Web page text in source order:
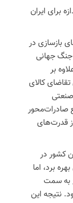
برای ایران
بازسازی در
جهانی
بر
کالای
صادرات‌محور
قدرت‌های
کشور در
برد، اما
به سمت
نتیجه این